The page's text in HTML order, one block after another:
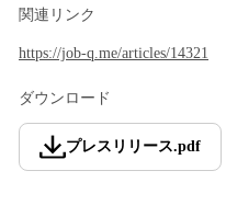
関連リンク
https://job-q.me/articles/14321
ダウンロード
プレスリリース.pdf